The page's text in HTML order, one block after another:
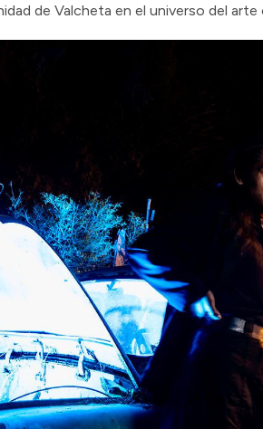
de Valcheta en el universo del